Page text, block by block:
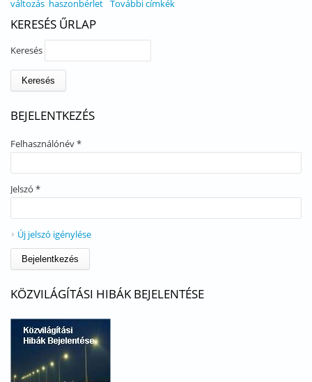
változás haszonbérlet További címkék
KERESÉS ŰRLAP
Keresés
BEJELENTKEZÉS
Felhasználónév*
Jelszó *
Új jelszó igénylése
KÖZVILÁGÍTÁSI HIBÁK BEJELENTÉSE